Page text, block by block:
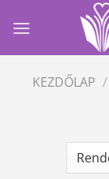
KEZDŐLAP /